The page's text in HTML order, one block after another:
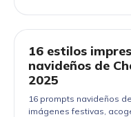
16 estilos
navideños de
2025
16 prompts navideños
imágenes festivas,